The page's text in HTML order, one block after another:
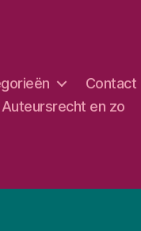
Contact
Auteursrecht en zo